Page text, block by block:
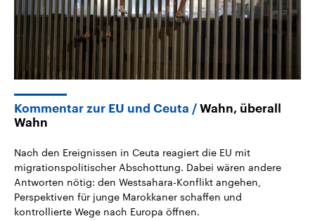
Kommentar zur EU und Ceuta
Wahn, überall
Wahn
Nach den Ereignissen in Ceuta reagiert die EU mit
migrationspolitischer Abschottung. Dabei wären andere
Antworten nötig: den Westsahara-Konflikt angehen,
Perspektiven für junge Marokkaner schaffen und
kontrollierte Wege nach Europa öffnen.